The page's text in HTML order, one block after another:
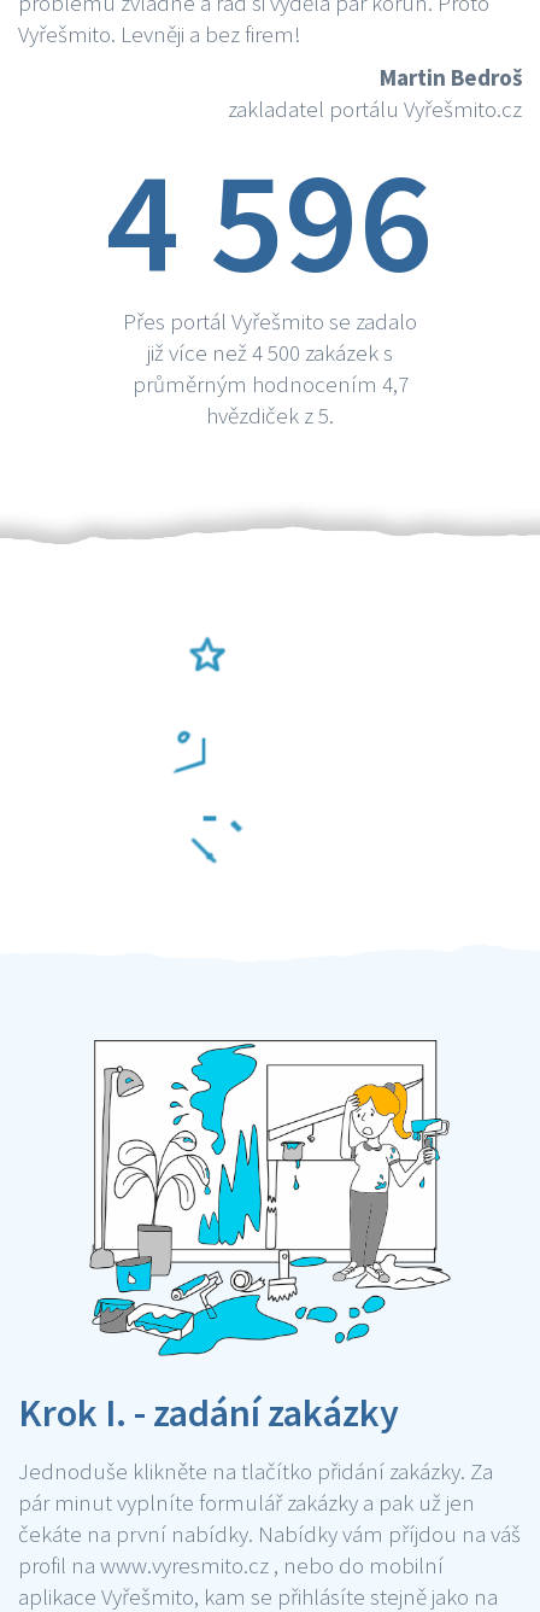
Vyřešmito. Levněji a bez firem!
Martin Bedroš
zakladatel portálu Vyřešmito.cz
4 596
Přes portál Vyřešmito se zadalo
již více než 4 500 zakázek s
průměrným hodnocením 4,7
hvězdiček z 5.
Krok I. - zadání zakázky
Jednoduše klikněte na tlačítko přidání zakázky. Za
pár minut vyplníte formulář zakázky a pak už jen
čekáte na první nabídky. Nabídky vám příjdou na váš
profil na www.vyresmito.cz , nebo do mobilní
aplikace Vyřešmito, kam se přihlásíte stejně jako na